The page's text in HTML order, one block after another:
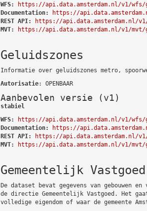
WFS:
https://api.data.amsterdam.nl/v1/wfs/
Documentation:
https://
REST API:
https://api.data.amsterdam.nl/
MVT:
https://api.data.amsterdam.nl/v1/mvt/
Geluidszones
Informatie over geluidszones metro,
Autorisatie: OPENBAAR
Aanbevolen versie (v1)
stabiel
WFS:
https://api.data.amsterdam.nl/v1/wfs/
Documentation:
https://
REST API:
https://api.data.amsterdam.nl/
MVT:
https://api.data.amsterdam.nl/v1/mvt/
Gemeentelijk Vastgoed
De dataset bevat gegevens van gebouwen
de directie Gemeentelijk Vastgoed. Het
volledige eigendom of waar de gemeente